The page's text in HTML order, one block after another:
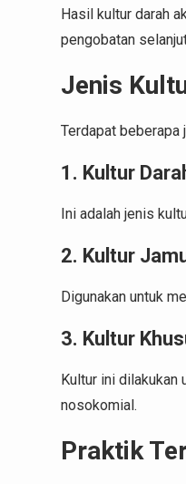
Hasil kultur darah
pengobatan
Jenis
Terdapat beberapa
1. Kultur
Ini adalah jenis
2. Kultur
Digunakan untuk
3. Kultur
Kultur ini dilakukan
nosokomial.
Praktik